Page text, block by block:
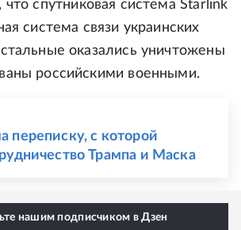
, что спутниковая система Starlink
система связи украинских
оказались уничтожены
российскими военными.
переписку, с которой
Трампа и Маска
нашим подписчиком в Дзен